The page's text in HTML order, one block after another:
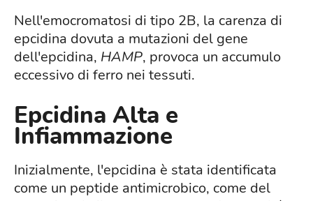
Nell'emocromatosi di tipo 2B, la carenza di
epcidina dovuta a mutazioni del gene
dell'epcidina, HAMP, provoca un accumulo
eccessivo di ferro nei tessuti.
Epcidina Alta e
Infiammazione
Inizialmente, l'epcidina è stata identificata
come un peptide antimicrobico, come del